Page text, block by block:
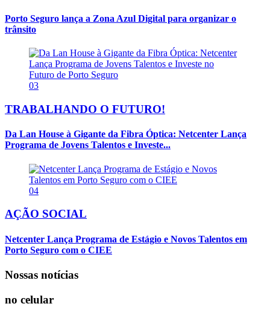
Porto Seguro lança a Zona Azul Digital para organizar o
trânsito
03
TRABALHANDO O FUTURO!
Da Lan House à Gigante da Fibra Óptica: Netcenter Lança
Programa de Jovens Talentos e Investe...
04
AÇÃO SOCIAL
Netcenter Lança Programa de Estágio e Novos Talentos em
Porto Seguro com o CIEE
Nossas notícias
no celular